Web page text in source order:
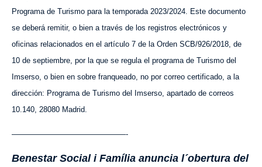
Programa de Turismo para la temporada 2023/2024. Este documento
se deberá remitir, o bien a través de los registros electrónicos y
oficinas relacionados en el artículo 7 de la Orden SCB/926/2018, de
10 de septiembre, por la que se regula el programa de Turismo del
Imserso, o bien en sobre franqueado, no por correo certificado, a la
dirección: Programa de Turismo del Imserso, apartado de correos
10.140, 28080 Madrid.
———————————————-
Benestar Social i Família anuncia l´obertura del